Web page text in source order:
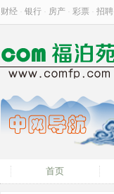
财经 银行 房产 彩票 招聘
首页